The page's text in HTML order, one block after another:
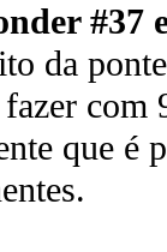
#37
da
fazer
que é